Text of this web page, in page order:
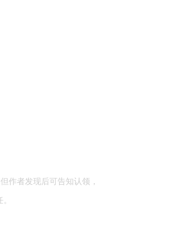
作者发现后可告知认领，